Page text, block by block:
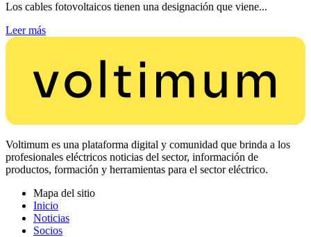
Los cables fotovoltaicos tienen una designación que viene...
Leer más
Voltimum es una plataforma digital y comunidad que brinda a los
profesionales eléctricos noticias del sector, información de
productos, formación y herramientas para el sector eléctrico.
Mapa del sitio
Inicio
Noticias
Socios